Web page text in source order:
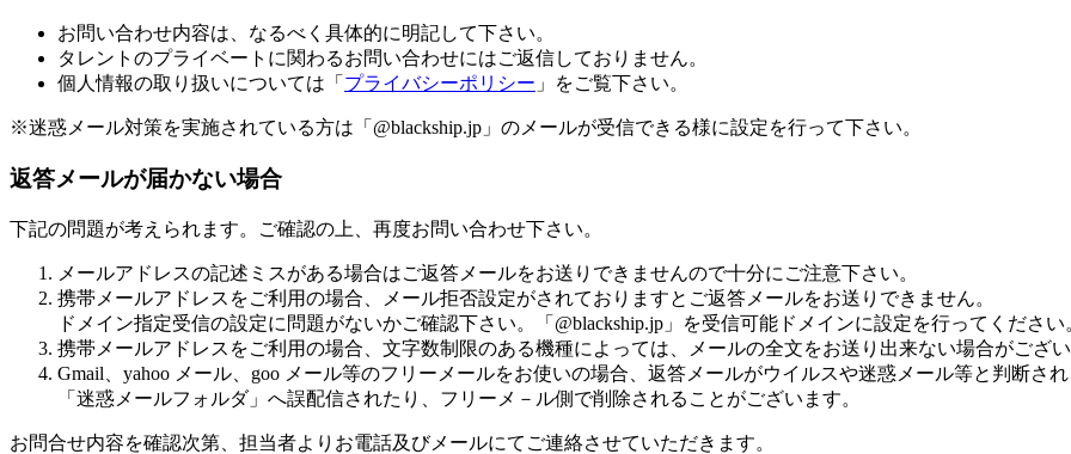
お問い合わせ内容は、なるべく具体的に明記して下さい。
タレントのプライベートに関わるお問い合わせにはご返信しておりません。
個人情報の取り扱いについては「 プライバシーポリシー 」をご覧下さい。
※迷惑メール対策を実施されている方は「@blackship.jp」のメールが受信できる様に設定を行って下さい。
返答メールが届かない場合
下記の問題が考えられます。ご確認の上、再度お問い合わせ下さい。
メールアドレスの記述ミスがある場合はご返答メールをお送りできませんので十分にご注意下さい。
携帯メールアドレスをご利用の場合、メール拒否設定がされておりますとご返答メールをお送りできません。
ドメイン指定受信の設定に問題がないかご確認下さい。「@blackship.jp」を受信可能ドメインに設定を行ってください
携帯メールアドレスをご利用の場合、文字数制限のある機種によっては、メールの全文をお送り出来ない場合がござい
Gmail、yahoo メール、goo メール等のフリーメールをお使いの場合、返答メールがウイルスや迷惑メール等と判断され
「迷惑メールフォルダ」へ誤配信されたり、フリーメ－ル側で削除されることがございます。
お問合せ内容を確認次第、担当者よりお電話及びメールにてご連絡させていただきます。